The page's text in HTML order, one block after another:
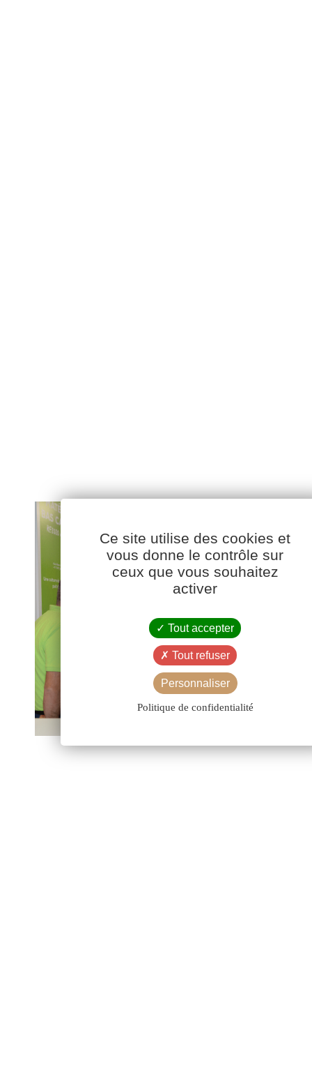
Ce site utilise des cookies et
vous donne le contrôle sur
ceux que vous souhaitez
activer
Tout accepter
Tout refuser
Personnaliser
Politique de confidentialité